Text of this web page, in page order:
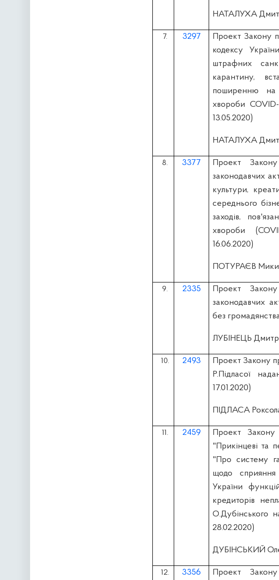
НАТАЛУХА
7. 3297
Проект Закону
кодексу
штрафних
карантину,
поширенню на
хвороби
13.05.2020)
НАТАЛУХА
8. 3377
Проект
законодавчих
культури,
середнього
заходів,
хвороби
16.06.2020)
ПОТУРАЄВ
9. 2335
Проект
законодавчих
без
ЛУБІНЕЦЬ
10. 2493
Проект Закону
Р.Підласої
17.01.2020)
ПІДЛАСА
11. 2459
Проект
"Прикінцеві та
"Про систему
щодо
України
кредиторів
О.Дубінського
28.02.2020)
ДУБІНСЬКИЙ
12. 3356 Проект